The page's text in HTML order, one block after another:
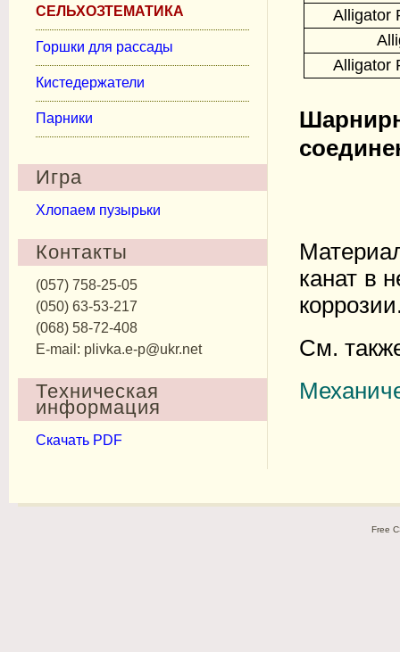
Alligator
Alligator
канат в
См.
СЕЛЬХОЗТЕМАТИКА
Горшки для рассады
Кистедержатели
Парники
Игра
Хлопаем пузырьки
Контакты
(057) 758-25-05
(050) 63-53-217
(068) 58-72-408
E-mail: plivka.e-p@ukr.net
Техническая
информация
Скачать PDF
Free